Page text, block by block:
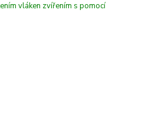
vláken zvířením s pomocí